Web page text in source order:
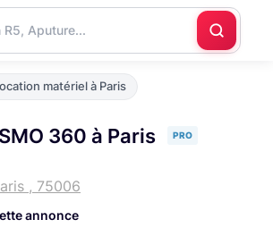
matériel à Paris
360 à Paris PRO
, 75006
annonce